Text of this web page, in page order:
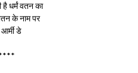
है धर्मं वतन का
के नाम पर
आर्मी डे